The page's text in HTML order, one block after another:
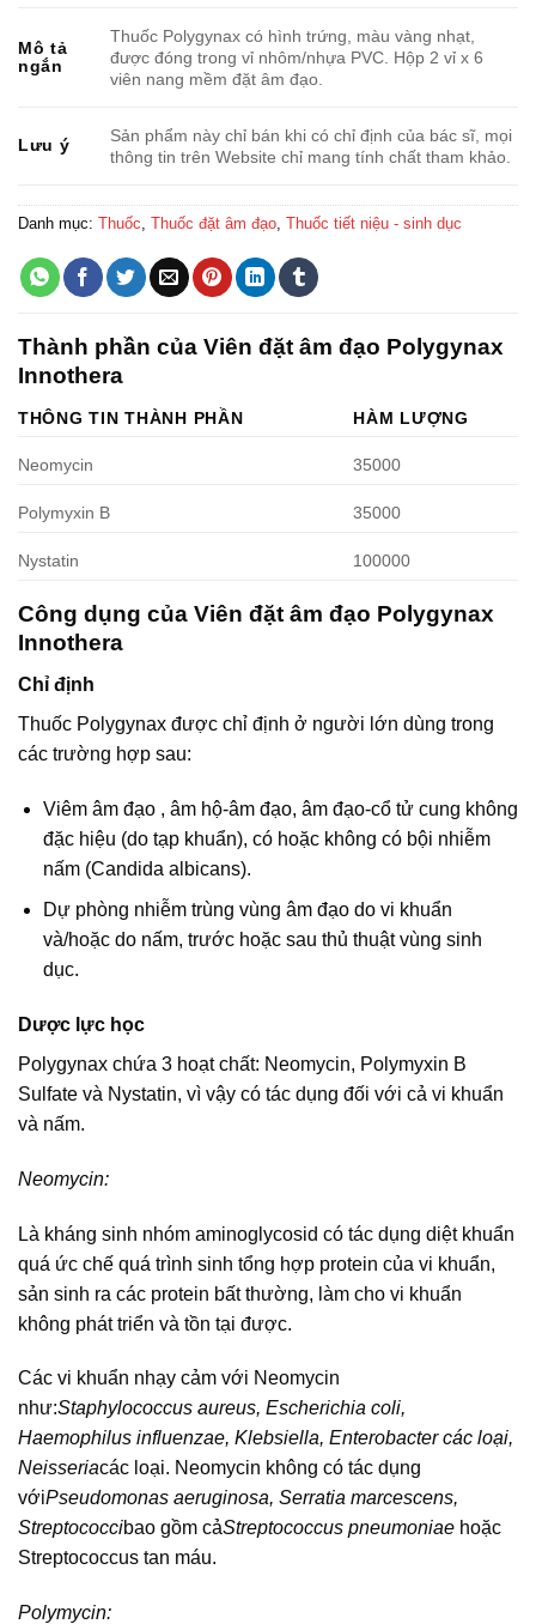
Mô tả
ngắn
Thuốc Polygynax có hình trứng, màu vàng nhạt,
được đóng trong vỉ nhôm/nhựa PVC. Hộp 2 vỉ x 6
viên nang mềm đặt âm đạo.
Lưu ý
Sản phẩm này chỉ bán khi có chỉ định của bác sĩ, mọi
thông tin trên Website chỉ mang tính chất tham khảo.
Danh mục: Thuốc Thuốc đặt âm đạo Thuốc tiết niệu - sinh dục
Thành phần của Viên đặt âm đạo Polygynax
Innothera
THÔNG TIN THÀNH PHẦN HÀM LƯỢNG
Neomycin 35000
Polymyxin B 35000
Nystatin 100000
Công dụng của Viên đặt âm đạo Polygynax
Innothera
Chỉ định
Thuốc Polygynax được chỉ định ở người lớn dùng trong
các trường hợp sau:
Viêm âm đạo , âm hộ-âm đạo, âm đạo-cổ tử cung không
đặc hiệu (do tạp khuẩn), có hoặc không có bội nhiễm
nấm (Candida albicans).
Dự phòng nhiễm trùng vùng âm đạo do vi khuẩn
và/hoặc do nấm, trước hoặc sau thủ thuật vùng sinh
dục.
Dược lực học
Polygynax chứa 3 hoạt chất: Neomycin, Polymyxin B
Sulfate và Nystatin, vì vậy có tác dụng đối với cả vi khuẩn
và nấm.
Neomycin:
Là kháng sinh nhóm aminoglycosid có tác dụng diệt khuẩn
quá ức chế quá trình sinh tổng hợp protein của vi khuẩn,
sản sinh ra các protein bất thường, làm cho vi khuẩn
không phát triển và tồn tại được.
Các vi khuẩn nhạy cảm với Neomycin
như:Staphylococcus aureus, Escherichia coli,
Haemophilus influenzae, Klebsiella, Enterobacter các loại,
Neisseriacác loại. Neomycin không có tác dụng
vớiPseudomonas aeruginosa, Serratia marcescens,
Streptococcibao gồm cảStreptococcus pneumoniae hoặc
Streptococcus tan máu.
Polymycin: